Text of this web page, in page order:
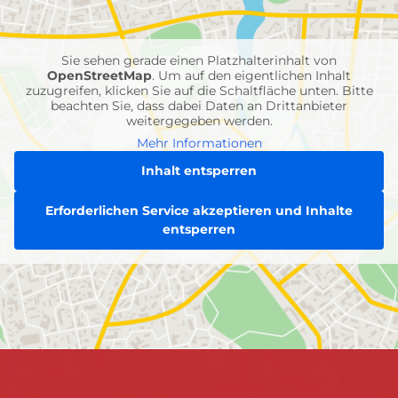
Einheiten
Sie sehen gerade einen Platzhalterinhalt von
OpenStreetMap. Um auf den eigentlichen Inhalt
zuzugreifen, klicken Sie auf die Schaltfläche unten. Bitte
beachten Sie, dass dabei Daten an Drittanbieter
weitergegeben werden.
Mehr Informationen
Inhalt entsperren
Erforderlichen Service akzeptieren und Inhalte
entsperren